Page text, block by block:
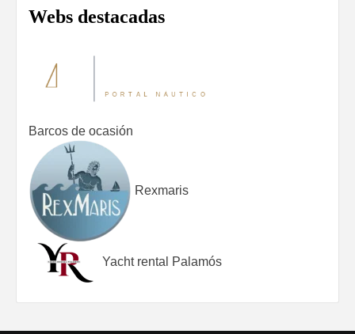
Webs destacadas
Barcos de ocasión
Rexmaris
Yacht rental Palamós